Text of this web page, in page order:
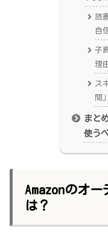
読
自
子
理由
ス
間
まと
使う
Amazonのオ
は？